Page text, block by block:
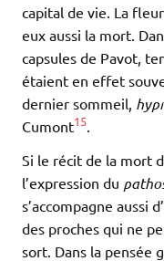
capital de vie. La
eux aussi la mort.
capsules de Pavot,
étaient en effet
dernier sommeil,
Cumont15
Si le récit de la mort
l’expression du
s’accompagne aussi
des proches qui ne
sort. Dans la pensée